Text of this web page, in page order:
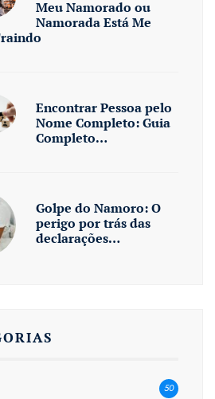
Meu Namorado ou
Namorada Está Me
Encontrar Pessoa pelo
Nome Completo: Guia
Completo…
Golpe do Namoro: O
perigo por trás das
declarações…
50